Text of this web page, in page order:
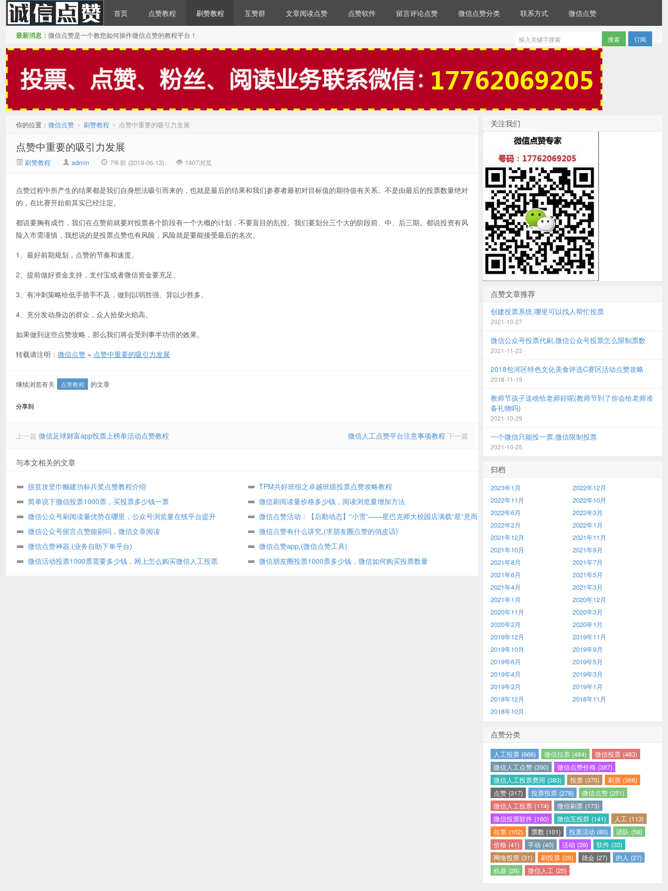
微信点赞
首页 点赞教程 刷赞教程 互赞群 文章阅读点赞 点赞软件 留言评论点赞 微信点赞分类 联系方式 微信点赞
订阅
最新消息： 微信点赞是一个教您如何操作微信点赞的教程平台！
你的位置： 微信点赞 > 刷赞教程 > 点赞中重要的吸引力发展
点赞中重要的吸引力发展
刷赞教程 admin 7年前 (2019-06-13) 1407浏览
点赞过程中所产生的结果都是我们自身想法吸引而来的，也就是最后的结果和我们参赛者最初对目标值的期待值有关系。不是由最后的投票数量绝对
的，在比赛开始前其实已经注定。
都说要胸有成竹，我们在点赞前就要对投票各个阶段有一个大概的计划，不要盲目的乱投。我们要划分三个大的阶段前、中、后三期。都说投资有风
险入市需谨慎，我想说的是投票点赞也有风险，风险就是要能接受最后的名次。
1、最好前期规划，点赞的节奏和速度。
2、提前做好资金支持，支付宝或者微信资金要充足。
3、有冲刺策略给低手措手不及，做到以弱胜强、异以少胜多。
4、充分发动身边的群众，众人拾柴火焰高。
如果做到这些点赞攻略，那么我们将会受到事半功倍的效果。
转载请注明： 微信点赞 » 点赞中重要的吸引力发展
继续浏览有关 点赞教程 的文章
分享到
上一篇 微信足球财富app投票上榜单活动点赞教程 微信人工点赞平台注意事项教程 下一篇
与本文相关的文章
脱贫攻坚巾帼建功标兵奖点赞教程介绍
TPM共好班组之卓越班级投票点赞攻略教程
简单说下微信投票1000票，买投票多少钱一票
微信刷阅读量价格多少钱，阅读浏览量增加方法
微信公众号刷阅读量优势在哪里，公众号浏览量在线平台提升
微信点赞活动：【后勤动态】“小雪”——星巴克师大校园店满载“星”意而
来
微信公众号留言点赞能刷吗，微信文章阅读
微信点赞有什么讲究,(求朋友圈点赞的俏皮话)
微信点赞神器,(业务自助下单平台)
微信点赞app,(微信点赞工具)
微信活动投票1000票需要多少钱，网上怎么购买微信人工投票
微信朋友圈投票1000票多少钱，微信如何购买投票数量
关注我们
点赞文章推荐
创建投票系统,哪里可以找人帮忙投票
2021-10-27
微信公众号投票代刷,微信公众号投票怎么限制票数
2021-11-23
2018包河区特色文化美食评选C赛区活动点赞攻略
2018-11-19
教师节孩子送啥给老师好呢(教师节到了你会给老师准
备礼物吗)
2021-10-29
一个微信只能投一票,微信限制投票
2021-10-25
归档
2023年1月
2022年12月
2022年11月
2022年10月
2022年6月
2022年3月
2022年2月
2022年1月
2021年12月
2021年11月
2021年10月
2021年9月
2021年8月
2021年7月
2021年6月
2021年5月
2021年4月
2021年3月
2021年1月
2020年12月
2020年11月
2020年3月
2020年2月
2020年1月
2019年12月
2019年11月
2019年10月
2019年9月
2019年6月
2019年5月
2019年4月
2019年3月
2019年2月
2019年1月
2018年12月
2018年11月
2018年10月
点赞分类
人工投票 (666) 微信拉票 (484)
微信投票 (483)
微信人工点赞 (390)
微信点赞价格 (387)
微信人工投票费用 (383)
投票 (375)
刷票 (366)
点赞 (317)
投票投票 (278)
微信点赞 (251)
微信人工投票 (174)
微信刷票 (173)
微信投票软件 (160)
微信互投群 (141)
人工 (113)
拉票 (102)
票数 (101) 投票活动 (80)
团队 (58)
价格 (41)
手动 (40) 活动 (39)
软件 (33)
网络投票 (31)
刷投票 (29) 就会 (27)
的人 (27)
机器 (26)
微信人工 (25)